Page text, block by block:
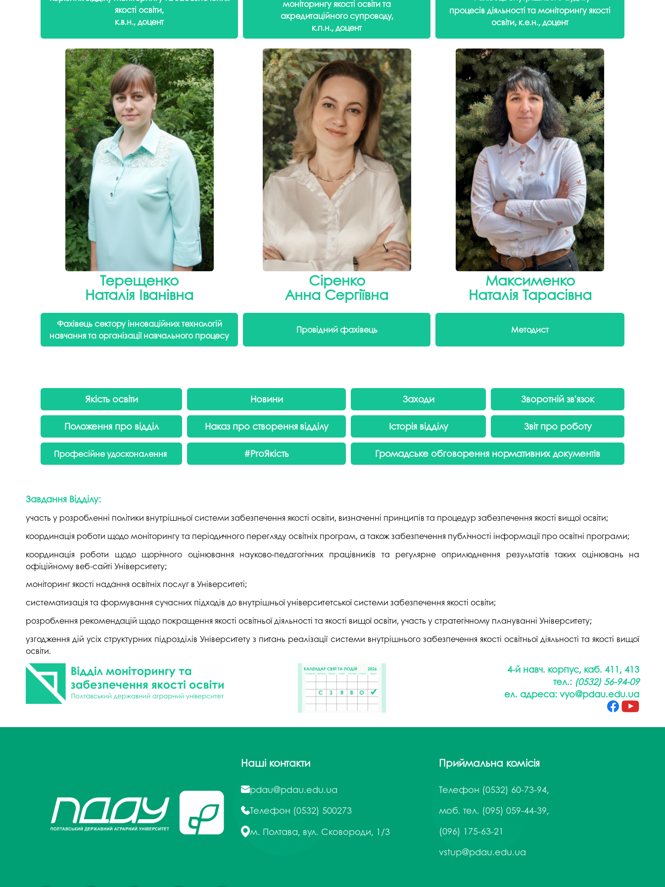
госпдоговірних робіт (послуг)
якості освіти,
к.в.н., доцент
моніторингу якості освіти та
акредитаційного супроводу,
к.п.н., доцент
процесів діяльності та моніторингу якості
освіти, к.е.н., доцент
Терещенко
Наталія Іванівна
Сіренко
Анна Сергіївна
Максименко
Наталія Тарасівна
Фахівець сектору інноваційних технологій
навчаннята організації навчального процесу
Провідний фахівець Методист
Якість освіти Новини Заходи Зворотній зв'язок
Положення про відділ Наказ про створення відділу Історія відділу Звіт про роботу
Професійне удосконалення #ProЯкість Громадське обговорення нормативних документів
Завдання Відділу:
участь у розробленні політики внутрішньої системи забезпечення якості освіти, визначенні принципів та процедур забезпечення якості вищої освіти;
координація роботи щодо моніторингу та періодичного перегляду освітніх програм, а також забезпечення публічності інформації про освітні програми;
координація роботи щодо щорічного оцінювання науково-педагогічних працівників та регулярне оприлюднення результатів таких оцінювань на
офіційному веб-сайті Університету;
моніторинг якості надання освітніх послуг в Університеті;
систематизація та формування сучасних підходів до внутрішньої університетської системи забезпечення якості освіти;
розроблення рекомендацій щодо покращення якості освітньої діяльності та якості вищої освіти, участь у стратегічному плануванні Університету;
узгодження дій усіх структурних підрозділів Університету з питань реалізації системи внутрішнього забезпечення якості освітньої діяльності та якості вищої
освіти.
4-й навч. корпус, каб. 411, 413
тел.: (0532) 56-94-09
ел. адреса:vyo@pdau.edu.ua
Наші контакти
pdau@pdau.edu.ua
Телефон (0532) 500273
м. Полтава, вул. Сковороди, 1/3
Приймальна комісія
Телефон (0532) 60-73-94,
моб. тел. (095) 059-44-39,
(096) 175-63-21
vstup@pdau.edu.ua